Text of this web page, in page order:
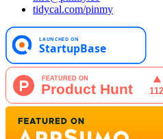
tidycal.com/pinmy